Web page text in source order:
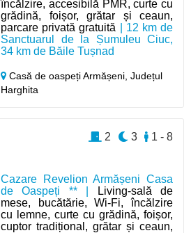
încălzire, accesibilă PMR, curte cu
grădină, foișor, grătar și ceaun,
parcare privată gratuită | 12 km de
Sanctuarul de la Șumuleu Ciuc,
34 km de Băile Tușnad
Casă de oaspeți Armășeni,Județul
Harghita
Cazare Revelion Armășeni Casa
de Oaspeți ** |
Living-sală de
mese, bucătărie, Wi-Fi, încălzire
cu lemne, curte cu grădină, foișor,
cuptor tradițional, grătar și ceaun,
1 - 8
3
2